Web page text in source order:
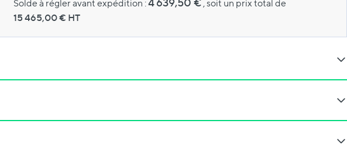
Solde à régler avant expédition :4 639,50 €, soit un prix total de
15 465,00€ HT